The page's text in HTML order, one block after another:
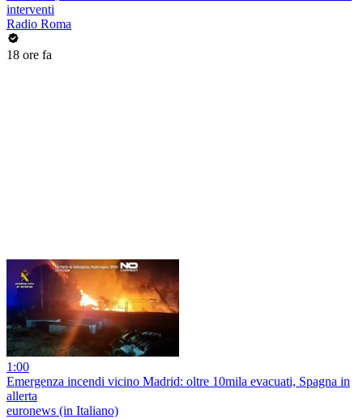
interventi
Radio Roma
18 ore fa
1:00
Emergenza incendi vicino Madrid: oltre 10mila evacuati, Spagna in
allerta
euronews (in Italiano)